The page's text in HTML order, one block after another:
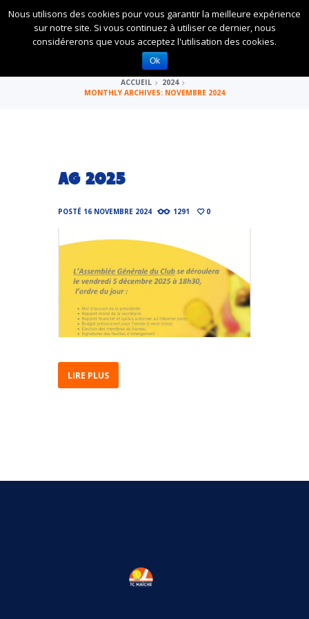
MONTHLY ARCHIVES: NOVEMBRE 2024
ACCUEIL
2024
MONTHLY ARCHIVES: NOVEMBRE 2024
AG 2025
POSTÉ 16 NOVEMBRE 2024 1291 0
LIRE PLUS
Nous utilisons des cookies pour vous garantir la meilleure expérience
sur notre site. Si vous continuez à utiliser ce dernier, nous
considérerons que vous acceptez l'utilisation des cookies.
Ok